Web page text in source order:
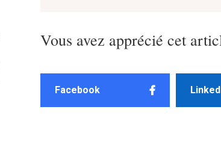
Vous avez apprécié cet
Facebook